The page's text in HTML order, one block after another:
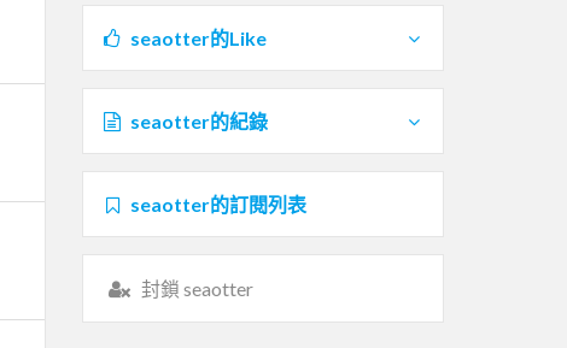
seaotter的Like
seaotter的紀錄
seaotter的訂閱列表
封鎖 seaotter